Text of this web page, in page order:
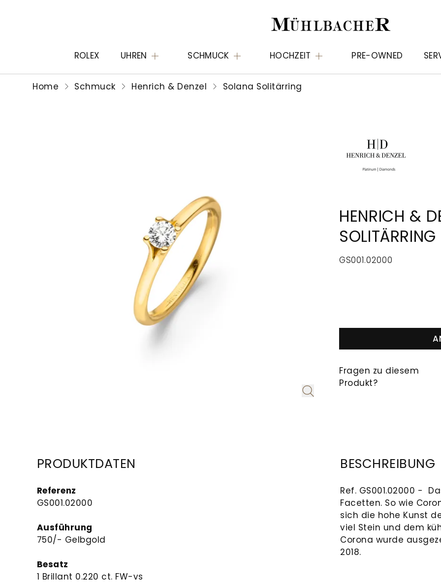
ROLEX UHREN SCHMUCK HOCHZEIT PRE-OWNED
Home Schmuck Henrich & Denzel Solana Solitärring
HENRICH &
SOLITÄRRING
GS001.02000
Fragen zu diesem
Produkt?
PRODUKTDATEN
Referenz
GS001.02000
Ausführung
750/- Gelbgold
Besatz
1 Brillant 0.220 ct. FW-vs
BESCHREIBUNG
Ref. GS001.02000 -
Facetten. So wie
sich die hohe Kunst
viel Stein und dem
Corona wurde
2018.